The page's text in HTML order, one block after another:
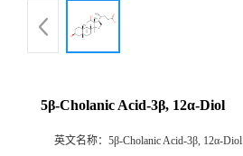
5β-Cholanic Acid-3β, 12α-Diol
英文名称： 5β-Cholanic Acid-3β, 12α-Diol